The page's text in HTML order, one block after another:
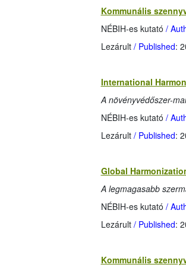
Kommunális
NÉBIH-es kutató /
Lezárult/ Published:
International
A növényvédőszer-
NÉBIH-es kutató /
Lezárult/ Published:
Global
A legmagasabb
NÉBIH-es kutató /
Lezárult/ Published:
Kommunális